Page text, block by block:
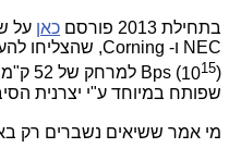
בתחילת 2013 פורסם כאן על
NEC ו- Corning, שהצליחו
(
Bps )1015
שפותח במיוחד ע"י יצרנית
מי אמר ששיאים נשברים רק